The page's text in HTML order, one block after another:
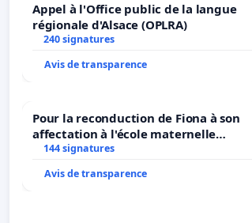
Appel à l'Office public de la langue
régionale d'Alsace (OPLRA)
240 signatures
Avis de transparence
Pour la reconduction de Fiona à son
affectation à l'école maternelle
LAMARTINE auprès de Léo N. en
2026/2027
144 signatures
Avis de transparence